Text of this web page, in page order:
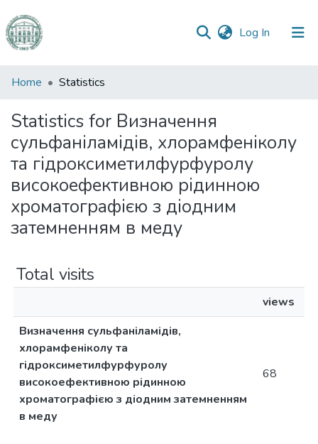
Log In (current)
Communities
Collections
All of DSpace
Home Statistics
Statistics for Визначення
сульфаніламідів, хлорамфеніколу
та гідроксиметилфурфуролу
високоефективною рідинною
хроматографією з діодним
затемненням в меду
Total visits
views
Визначення сульфаніламідів,
хлорамфеніколу та
гідроксиметилфурфуролу
високоефективною рідинною
хроматографією з діодним затемненням
в меду
68